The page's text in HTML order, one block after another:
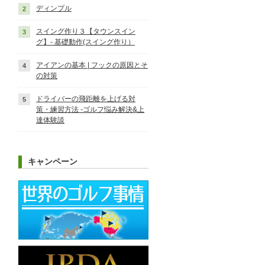
ディンプル
スイング作り３【タウンスイン
グ】‐ 基礎動作(スイング作り）
アイアンの基本 | フックの原因とそ
の対策
ドライバーの飛距離を上げる対
策・練習方法 -ゴルフ悩み解決&上
達体験談
キャンペーン